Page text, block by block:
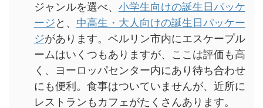
ジャンルを選べ、 小学生向けの誕生日パッケ
ージと、 中高生・大人向けの誕生日パッケー
ジがあります。ベルリン市内にエスケープル
ームはいくつもありますが、ここは評価も高
く、ヨーロッパセンター内にあり待ち合わせ
にも便利。食事はついていませんが、近所に
レストランもカフェがたくさんあります。